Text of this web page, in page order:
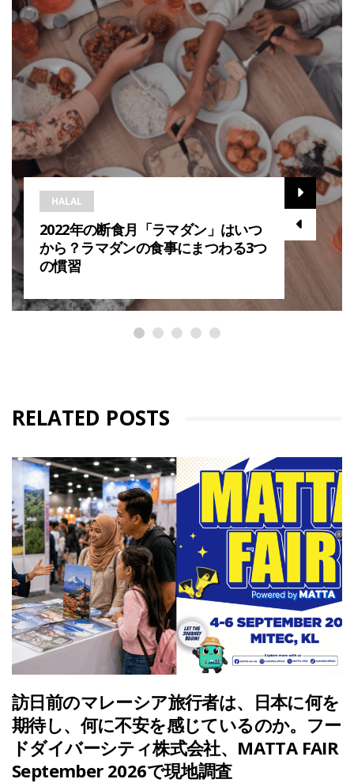
HALAL
2022年の断食月「ラマダン」はいつ
から？ラマダンの食事にまつわる3つ
の慣習
RELATED POSTS
訪日前のマレーシア旅行者は、日本に何を
期待し、何に不安を感じているのか。フー
ドダイバーシティ株式会社、MATTA FAIR
September 2026で現地調査